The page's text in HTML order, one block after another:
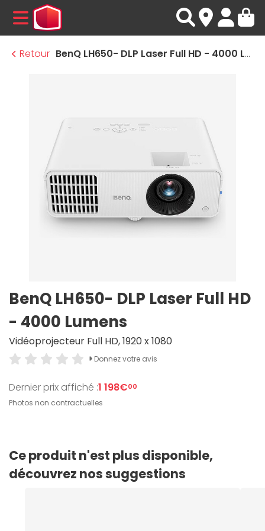
MENU
Retour
BenQ LH650- DLP Laser Full HD - 4000 Lumens
BenQ LH650- DLP Laser Full HD
- 4000 Lumens
Vidéoprojecteur Full HD, 1920 x 1080
Donnez votre avis
Dernier prix affiché :1 198€00
Photos non contractuelles
Ce produit n'est plus disponible,
découvrez nos suggestions